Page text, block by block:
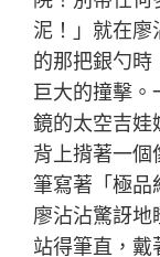
泥！」就在廖
的那把銀勺時
巨大的撞擊。
鏡的太空吉娃
背上揹著一個
筆寫著「極
廖沾沾驚訝
站得筆直，戴